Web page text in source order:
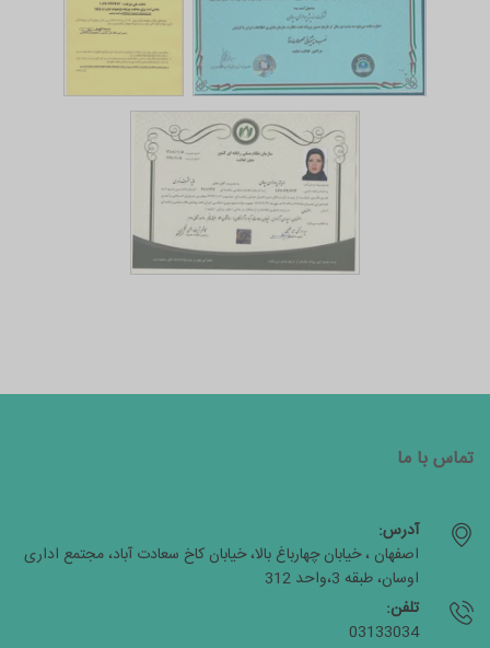
تماس با ما
آدرس:
اصفهان ، خیابان چهارباغ بالا، خیابان کاخ سعادت آباد، مجتمع اداری
اوسان، طبقه 3،واحد 312
تلفن:
03133034